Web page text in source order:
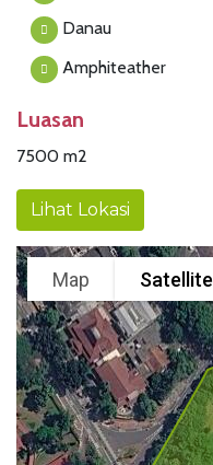
Danau
Amphiteather
Luasan
7500 m2
Lihat Lokasi
Map Satellite